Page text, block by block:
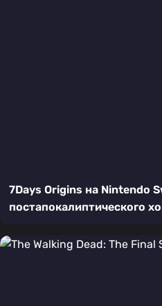
7Days Origins на Nintendo
постапокалиптического